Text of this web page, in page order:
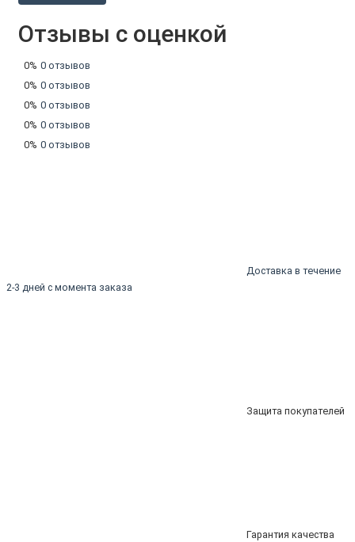
Отзывы с оценкой
0% 0 отзывов
0% 0 отзывов
0% 0 отзывов
0% 0 отзывов
0% 0 отзывов
Доставка в течение
2-3 дней с момента заказа
Защита покупателей
Гарантия качества